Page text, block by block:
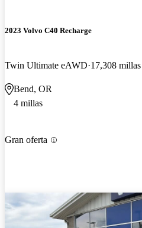
2023 Volvo C40 Recharge
Twin Ultimate eAWD 17,308 millas
Bend, OR
4 millas
Gran oferta